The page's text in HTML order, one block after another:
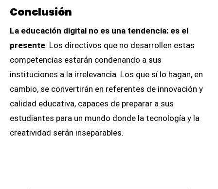
Conclusión
La educación digital no es una tendencia: es el
presente. Los directivos que no desarrollen estas
competencias estarán condenando a sus
instituciones a la irrelevancia. Los que sí lo hagan, en
cambio, se convertirán en referentes de innovación y
calidad educativa, capaces de preparar a sus
estudiantes para un mundo donde la tecnología y la
creatividad serán inseparables.